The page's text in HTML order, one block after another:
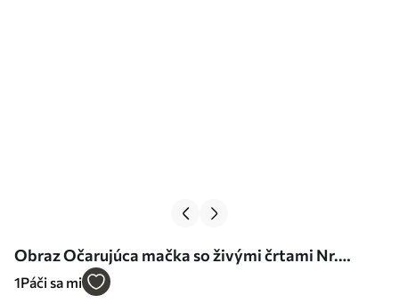
Obraz Očarujúca mačka so živými črtami Nr.
s35511
1Páči sa mi